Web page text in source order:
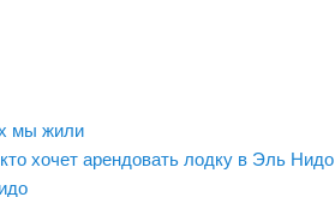
мы жили
хочет арендовать лодку в Эль Нидо